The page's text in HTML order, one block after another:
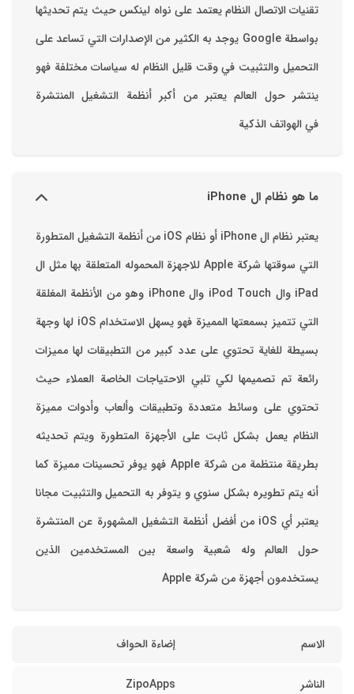
تقنيات الاتصال ‏النظام يعتمد على نواه لينكس حيث يتم تحديثها
بواسطة ‫Google‬ ‏يوجد به الكثير من الإصدارات التي تساعد على
التحميل والتثبيت في وقت قليل ‏النظام له سياسات مختلفة فهو
ينتشر حول العالم يعتبر من أكبر أنظمة التشغيل المنتشرة
في الهواتف الذكية
ما هو نظام ال iPhone
يعتبر نظام ال iPhone أو نظام iOS من أنظمة التشغيل المتطورة
التي سوقتها شركة Apple للاجهزة المحموله المتعلقة بها مثل ال
iPad وال iPod Touch وال iPhone وهو من الأنظمة المغلقة
التي تتميز بسمعتها المميزة فهو يسهل الاستخدام ‏iOS لها وجهة
بسيطة للغاية تحتوي على عدد كبير من التطبيقات لها مميزات
رائعة تم تصميمها لكي تلبي الاحتياجات الخاصة العملاء حيث
تحتوي على وسائط متعددة وتطبيقات وألعاب وأدوات مميزة
‏النظام يعمل بشكل ثابت على الأجهزة المتطورة ويتم تحديثه
بطريقة منتظمة من شركة Apple فهو يوفر تحسينات مميزة كما
أنه يتم تطويره بشكل سنوي و يتوفر به التحميل والتثبيت مجانا
‏يعتبر أي iOS من أفضل أنظمة التشغيل المشهورة عن المنتشرة
حول العالم وله شعبية واسعة بين المستخدمين الذين
يستخدمون أجهزة من شركة Apple
الاسم إضاءة الحواف
الناشر ZipoApps